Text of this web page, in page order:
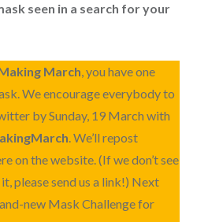
seen in a search for your
March, you have one
We encourage everybody to
by Sunday, 19 March with
. We’ll repost
on the website. (If we don’t see
please send us a link!) Next
new Mask Challenge for